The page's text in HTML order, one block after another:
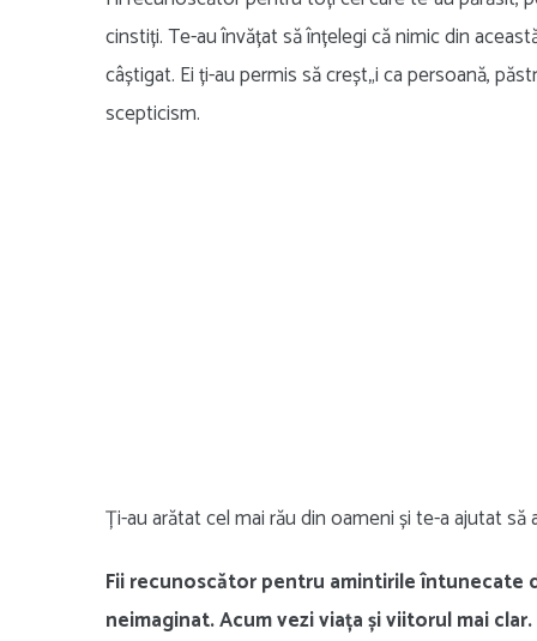
cinstiți. Te-au învățat să înțelegi că nimic din
câștigat. Ei ți-au permis să creșt„i ca persoană,
scepticism.
Ți-au arătat cel mai rău din oameni și te-a ajutat să
Fii recunoscător pentru amintirile
neimaginat. Acum vezi viața și viitorul mai